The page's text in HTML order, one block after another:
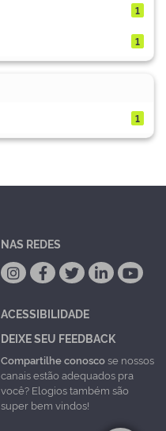
1
1
1
NAS REDES
ACESSIBILIDADE
DEIXE SEU FEEDBACK
Compartilhe conoscose nossos
canais estão adequados pra
você? Elogios também são
super bem vindos!